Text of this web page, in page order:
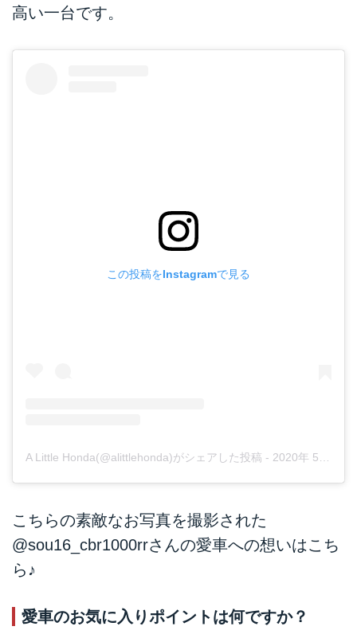
高い一台です。
この投稿をInstagramで見る
A Little Honda(@alittlehonda)がシェアした投稿 - 2020年 5月月25日午前2時19分PDT
こちらの素敵なお写真を撮影された
@sou16_cbr1000rrさんの愛車への想いはこち
ら♪
愛車のお気に入りポイントは何ですか？